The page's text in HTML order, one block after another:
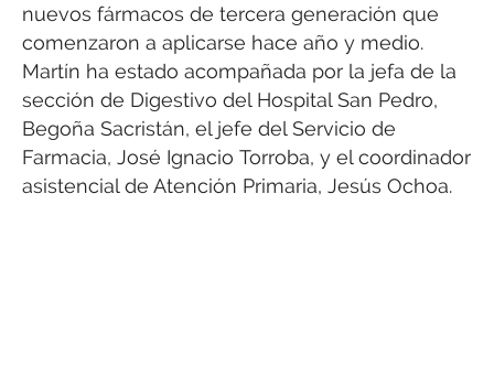
nuevos fármacos de tercera generación que
comenzaron a aplicarse hace año y medio.
Martín ha estado acompañada por la jefa de la
sección de Digestivo del Hospital San Pedro,
Begoña Sacristán, el jefe del Servicio de
Farmacia, José Ignacio Torroba, y el coordinador
asistencial de Atención Primaria, Jesús Ochoa.